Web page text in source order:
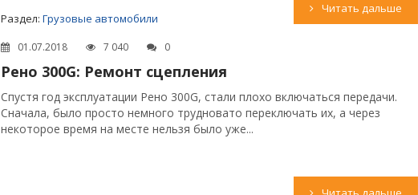
Раздел: Грузовые автомобили
Читать дальше
01.07.2018 7 040 0
Рено 300G: Ремонт сцепления
Спустя год эксплуатации Рено 300G, стали плохо включаться передачи.
Сначала, было просто немного трудновато переключать их, а через
некоторое время на месте нельзя было уже...